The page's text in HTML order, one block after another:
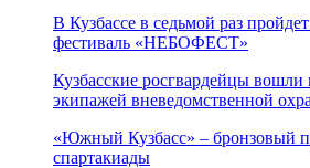
В Кузбассе в седьмой раз
фестиваль «НЕБОФЕСТ»
Кузбасские росгвардейцы
экипажей вневедомственной
«Южный Кузбасс» – бронзовый
спартакиады